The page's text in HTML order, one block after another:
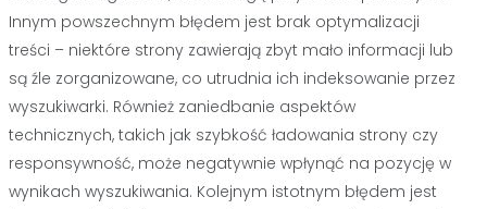
Innym powszechnym błędem jest brak optymalizacji
treści – niektóre strony zawierają zbyt mało informacji lub
są źle zorganizowane, co utrudnia ich indeksowanie przez
wyszukiwarki. Również zaniedbanie aspektów
technicznych, takich jak szybkość ładowania strony czy
responsywność, może negatywnie wpłynąć na pozycję w
wynikach wyszukiwania. Kolejnym istotnym błędem jest